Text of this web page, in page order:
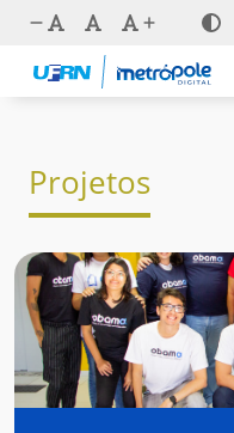
Projetos